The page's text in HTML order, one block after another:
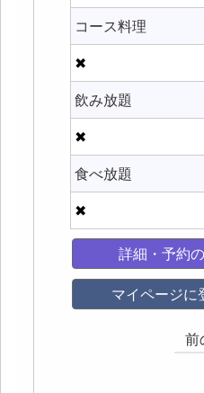
コース料理
✖
飲み放題
✖
食べ放題
✖
詳細・予約
マイページに
前